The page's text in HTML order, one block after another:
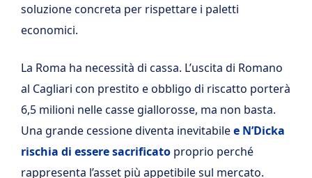
soluzione concreta per rispettare i paletti
economici.
La Roma ha necessità di cassa. L’uscita di Romano
al Cagliari con prestito e obbligo di riscatto porterà
6,5 milioni nelle casse giallorosse, ma non basta.
Una grande cessione diventa inevitabilee N’Dicka
rischia di essere sacrificato proprio perché
rappresenta l’asset più appetibile sul mercato.